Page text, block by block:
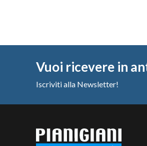
Vuoi ricevere in
Iscriviti alla Newsletter!